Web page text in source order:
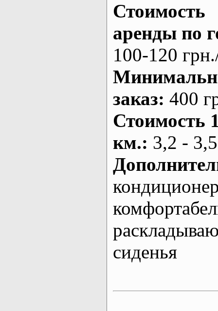
Стоимость
аренды по
100-120
заказ: 400
Стоимость
км.: 3,2 -
сиденья